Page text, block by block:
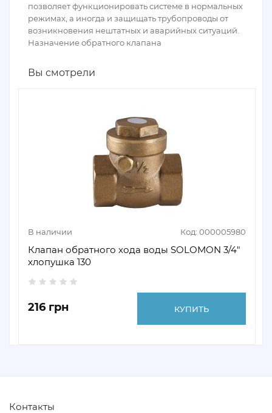
позволяет функционировать системе в нормальных
режимах, а иногда и защищать трубопроводы от
возникновения нештатных и аварийных ситуаций.
Назначение обратного клапана
Вы смотрели
В наличии Код: 000005980
Клапан обратного хода воды SOLOMON 3/4"
хлопушка 130
216 грн КУПИТЬ
Контакты